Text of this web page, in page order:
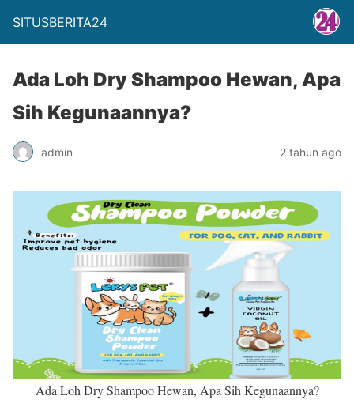
SITUSBERITA24
Ada Loh Dry Shampoo Hewan, Apa
Sih Kegunaannya?
admin 2 tahun ago
Ada Loh Dry Shampoo Hewan, Apa Sih Kegunaannya?